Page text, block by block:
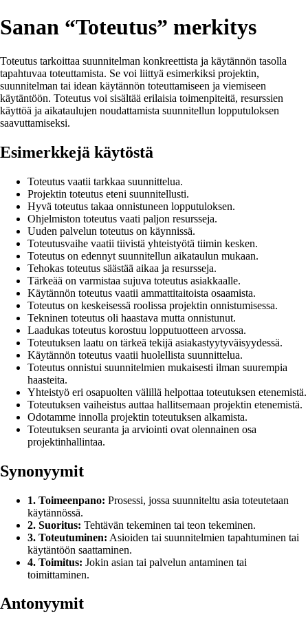
Sanan “Toteutus” merkitys
Toteutus tarkoittaa suunnitelman konkreettista ja käytännön tasolla
tapahtuvaa toteuttamista. Se voi liittyä esimerkiksi projektin,
suunnitelman tai idean käytännön toteuttamiseen ja viemiseen
käytäntöön. Toteutus voi sisältää erilaisia toimenpiteitä, resurssien
käyttöä ja aikataulujen noudattamista suunnitellun lopputuloksen
saavuttamiseksi.
Esimerkkejä käytöstä
Toteutus vaatii tarkkaa suunnittelua.
Projektin toteutus eteni suunnitellusti.
Hyvä toteutus takaa onnistuneen lopputuloksen.
Ohjelmiston toteutus vaati paljon resursseja.
Uuden palvelun toteutus on käynnissä.
Toteutusvaihe vaatii tiivistä yhteistyötä tiimin kesken.
Toteutus on edennyt suunnitellun aikataulun mukaan.
Tehokas toteutus säästää aikaa ja resursseja.
Tärkeää on varmistaa sujuva toteutus asiakkaalle.
Käytännön toteutus vaatii ammattitaitoista osaamista.
Toteutus on keskeisessä roolissa projektin onnistumisessa.
Tekninen toteutus oli haastava mutta onnistunut.
Laadukas toteutus korostuu lopputuotteen arvossa.
Toteutuksen laatu on tärkeä tekijä asiakastyytyväisyydessä.
Käytännön toteutus vaatii huolellista suunnittelua.
Toteutus onnistui suunnitelmien mukaisesti ilman suurempia
haasteita.
Yhteistyö eri osapuolten välillä helpottaa toteutuksen etenemistä.
Toteutuksen vaiheistus auttaa hallitsemaan projektin etenemistä.
Odotamme innolla projektin toteutuksen alkamista.
Toteutuksen seuranta ja arviointi ovat olennainen osa
projektinhallintaa.
Synonyymit
1. Toimeenpano: Prosessi, jossa suunniteltu asia toteutetaan
käytännössä.
2. Suoritus: Tehtävän tekeminen tai teon tekeminen.
3. Toteutuminen: Asioiden tai suunnitelmien tapahtuminen tai
käytäntöön saattaminen.
4. Toimitus: Jokin asian tai palvelun antaminen tai
toimittaminen.
Antonyymit